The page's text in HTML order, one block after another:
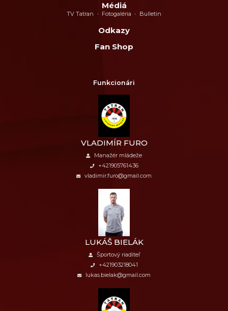
Médiá
TV Tatran Fotogaléria Bulletin
Odkazy
Fan Shop
Funkcionári
VLADIMÍR FURO
Manažér mládeže
+421905761436
vladimir.furo@gmail.com
LUKÁŠ BIELÁK
Športový riaditeľ
+421903218041
lukas.bielak@gmail.com